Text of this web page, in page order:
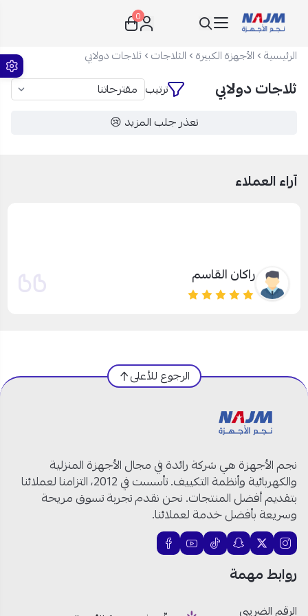
نجم الأجهزة
0
الرئيسية الأجهزة الكبيرة الثلاجات ثلاجات دولابي
ثلاجات دولابي
ترتيب
تعذر جلب المزيد 😢
آراء العملاء
راكان القاسم
الرجوع للأعلى
نجم الأجهزة هي شركة رائدة في مجال الأجهزة المنزلية
والكهربائية وأنظمة التكييف. تأسست في 2012، التزامنا لعملائنا
بتقديم أفضل المنتجات. نحن نقدم تجربة تسوق مريحة
وسريعة بأفضل خدمة لعملائنا.
روابط مهمة
الرقم الضريبي